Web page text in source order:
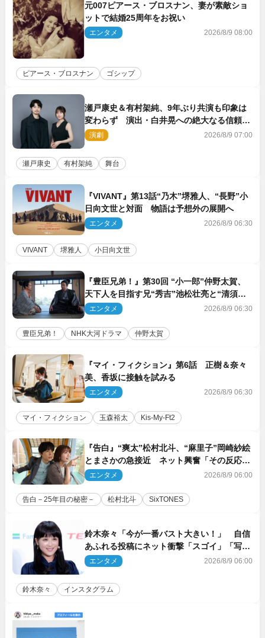
元007ピアース・ブロスナン、妻が素敵ショ
ットで結婚25周年をお祝い
エンタメ 2026/8/9 08:00
ピアース・ブロスナン ゴシップ
瀬戸康史＆有村架純、9年ぶり共演も印象は
変わらず 演出・白井晃への絶大なる信頼を
胸に舞台『キュー』に挑む
演劇 2026/8/9 07:00
瀬戸康史 有村架純 舞台
『VIVANT』第13話“乃木”堺雅人、“長野”小
日向文世と対面 物語は予想外の展開へ
エンタメ 2026/8/9 06:30
VIVANT 堺雅人 小日向文世
『豊臣兄弟！』第30回 “小一郎”仲野太賀、
天下人を目指す兄“秀吉”池松壮亮と“清須会
議”へ
エンタメ 2026/8/9 06:30
豊臣兄弟！ NHK大河ドラマ 仲野太賀
『マイ・フィクション』第6話 正樹＆奈々
美、香坂に接触を試みる
エンタメ 2026/8/9 06:30
マイ・フィクション 玉森裕太 Kis‐My‐Ft2
『告白』“爽太”松村北斗、“麻里子”岡崎紗絵
とまさかの急接近 ネット興奮「その反応
は」「いいの!?」（ネタバレあり）
エンタメ 2026/8/9 06:00
告白－25年目の秘密－ 松村北斗 SixTONES
鈴木奈々「今が一番バスト大きい！」 自信
あふれる投稿にネット衝撃「スゴイ」「写真
集を出して欲しい」
エンタメ 2026/8/9 06:00
鈴木奈々 インスタグラム